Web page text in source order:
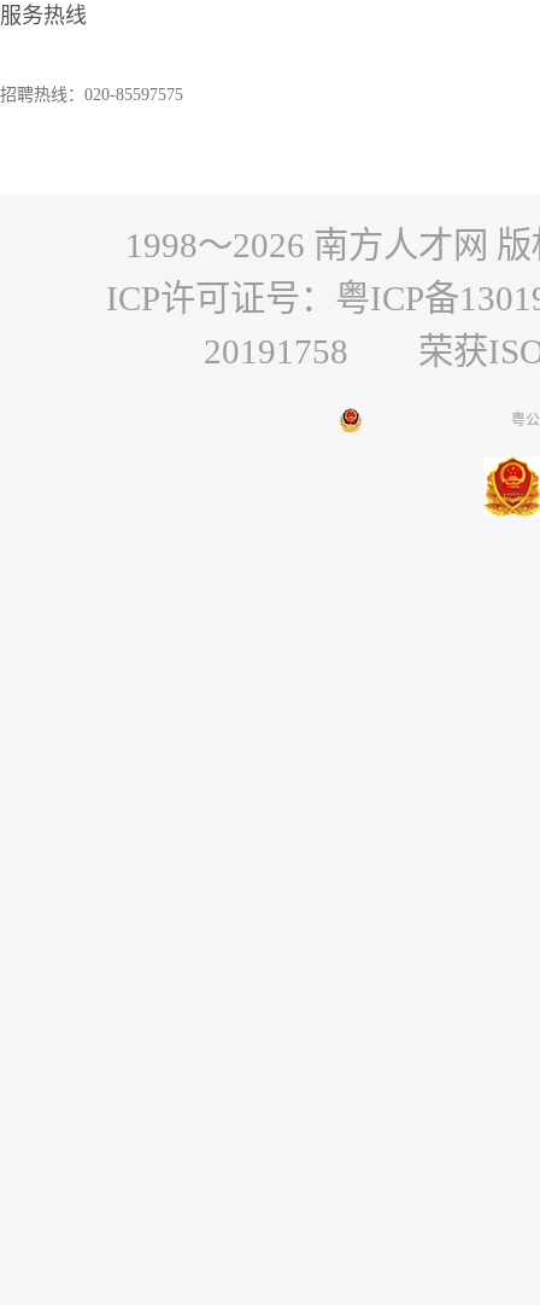
服务热线
招聘热线：020-85597575
1998～2026 南方人才网
ICP许可证号：粤ICP备
20191758 荣获
粤